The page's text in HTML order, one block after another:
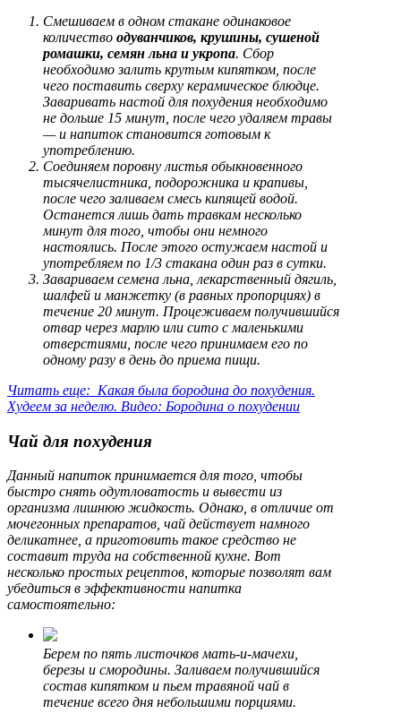
Смешиваем в одном стакане одинаковое
количество одуванчиков, крушины, сушеной
ромашки, семян льна и укропа. Сбор
необходимо залить крутым кипятком, после
чего поставить сверху керамическое блюдце.
Заваривать настой для похудения необходимо
не дольше 15 минут, после чего удаляем травы
— и напиток становится готовым к
употреблению.
Соединяем поровну листья обыкновенного
тысячелистника, подорожника и крапивы,
после чего заливаем смесь кипящей водой.
Останется лишь дать травкам несколько
минут для того, чтобы они немного
настоялись. После этого остужаем настой и
употребляем по 1/3 стакана один раз в сутки.
Завариваем семена льна, лекарственный дягиль,
шалфей и манжетку (в равных пропорциях) в
течение 20 минут. Процеживаем получившийся
отвар через марлю или сито с маленькими
отверстиями, после чего принимаем его по
одному разу в день до приема пищи.
Читать еще: Какая была бородина до похудения.
Худеем за неделю. Видео: Бородина о похудении
Чай для похудения
Данный напиток принимается для того, чтобы
быстро снять одутловатость и вывести из
организма лишнюю жидкость. Однако, в отличие от
мочегонных препаратов, чай действует намного
деликатнее, а приготовить такое средство не
составит труда на собственной кухне. Вот
несколько простых рецептов, которые позволят вам
убедиться в эффективности напитка
самостоятельно:
Берем по пять листочков мать-и-мачехи,
березы и смородины. Заливаем получившийся
состав кипятком и пьем травяной чай в
течение всего дня небольшими порциями.